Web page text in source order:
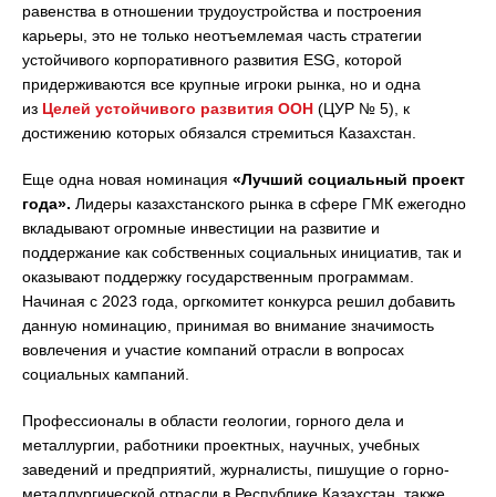
равенства в отношении трудоустройства и построения
карьеры, это не только неотъемлемая часть стратегии
устойчивого корпоративного развития ESG, которой
придерживаются все крупные игроки рынка, но и одна
из Целей устойчивого развития ООН (ЦУР № 5), к
достижению которых обязался стремиться Казахстан.
Еще одна новая номинация «Лучший социальный проект
года». Лидеры казахстанского рынка в сфере ГМК ежегодно
вкладывают огромные инвестиции на развитие и
поддержание как собственных социальных инициатив, так и
оказывают поддержку государственным программам.
Начиная с 2023 года, оргкомитет конкурса решил добавить
данную номинацию, принимая во внимание значимость
вовлечения и участие компаний отрасли в вопросах
социальных кампаний.
Профессионалы в области геологии, горного дела и
металлургии, работники проектных, научных, учебных
заведений и предприятий, журналисты, пишущие о горно-